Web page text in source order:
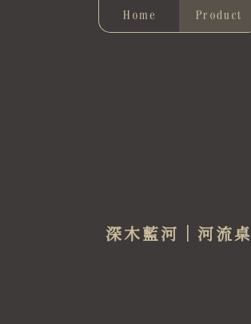
Home Product
深木藍河｜河流桌